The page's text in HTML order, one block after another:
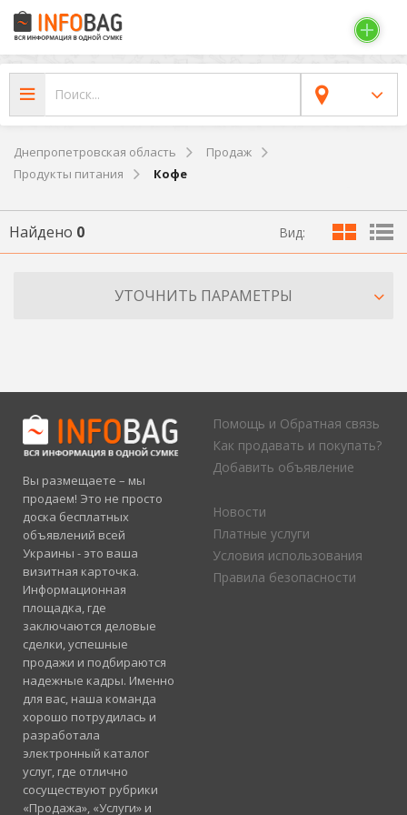
Днепропетровская область
Продаж
Продукты питания
Кофе
Найдено 0 Вид:
УТОЧНИТЬ ПАРАМЕТРЫ
Вы размещаете – мы
продаем! Это не просто
доска бесплатных
объявлений всей
Украины - это ваша
визитная карточка.
Информационная
площадка, где
заключаются деловые
сделки, успешные
продажи и подбираются
надежные кадры. Именно
для вас, наша команда
хорошо потрудилась и
разработала
электронный каталог
услуг, где отлично
сосуществуют рубрики
«Продажа», «Услуги» и
Помощь и Обратная связь
Как продавать и покупать?
Добавить объявление
Новости
Платные услуги
Условия использования
Правила безопасности